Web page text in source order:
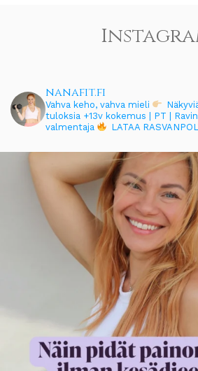
nanafit.fi
Vahva keho, vahva mieli
tuloksia +13v kokemus | PT |
valmentaja
LATAA